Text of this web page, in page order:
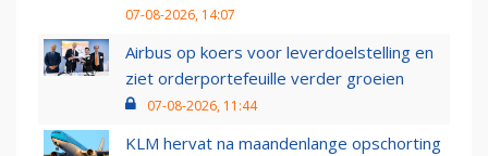
07-08-2026, 14:07
Airbus op koers voor leverdoelstelling en
ziet orderportefeuille verder groeien
07-08-2026, 11:44
KLM hervat na maandenlange opschorting